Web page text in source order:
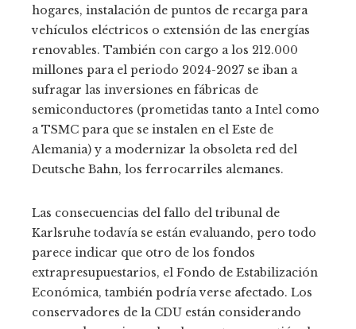
hogares, instalación de puntos de recarga para
vehículos eléctricos o extensión de las energías
renovables. También con cargo a los 212.000
millones para el periodo 2024-2027 se iban a
sufragar las inversiones en fábricas de
semiconductores (prometidas tanto a Intel como
a TSMC para que se instalen en el Este de
Alemania) y a modernizar la obsoleta red del
Deutsche Bahn, los ferrocarriles alemanes.
Las consecuencias del fallo del tribunal de
Karlsruhe todavía se están evaluando, pero todo
parece indicar que otro de los fondos
extrapresupuestarios, el Fondo de Estabilización
Económica, también podría verse afectado. Los
conservadores de la CDU están considerando